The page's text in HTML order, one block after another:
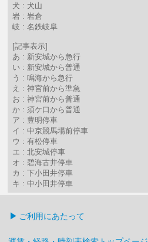
犬 : 犬山
岩 : 岩倉
岐 : 名鉄岐阜
[記事表示]
あ : 新安城から急行
い : 新安城から普通
う : 鳴海から急行
え : 神宮前から準急
お : 神宮前から普通
か : 須ケ口から普通
ア : 豊明停車
イ : 中京競馬場前停車
ウ : 有松停車
エ : 北安城停車
オ : 碧海古井停車
カ : 下小田井停車
キ : 中小田井停車
ご利用にあたって